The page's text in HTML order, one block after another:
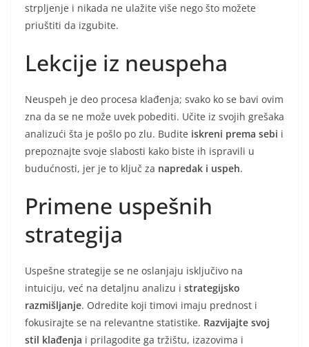
strpljenje i nikada ne ulažite više nego što možete
priuštiti da izgubite.
Lekcije iz neuspeha
Neuspeh je deo procesa klađenja; svako ko se bavi ovim
zna da se ne može uvek pobediti. Učite iz svojih grešaka
analizući šta je pošlo po zlu. Budite iskreni prema sebi i
prepoznajte svoje slabosti kako biste ih ispravili u
budućnosti, jer je to ključ za napredak i uspeh.
Primene uspešnih
strategija
Uspešne strategije se ne oslanjaju isključivo na
intuiciju, već na detaljnu analizu i strategijsko
razmišljanje. Odredite koji timovi imaju prednost i
fokusirajte se na relevantne statistike. Razvijajte svoj
stil klađenja i prilagodite ga tržištu, izazovima i